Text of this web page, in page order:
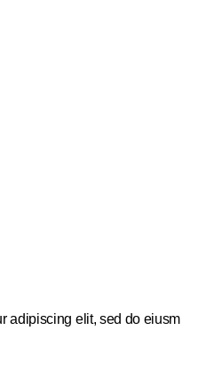
adipiscing elit, sed do eiusm